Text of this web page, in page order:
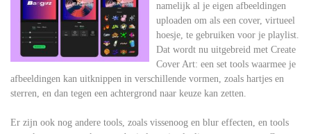
namelijk al je eigen afbeeldingen
uploaden om als een cover, virtueel
hoesje, te gebruiken voor je playlist.
Dat wordt nu uitgebreid met Create
Cover Art: een set tools waarmee je
afbeeldingen kan uitknippen in verschillende vormen, zoals hartjes en
sterren, en dan tegen een achtergrond naar keuze kan zetten.
Er zijn ook nog andere tools, zoals vissenoog en blur effecten, en tools